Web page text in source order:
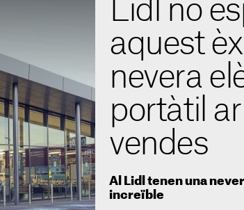
Lidl no
aquest
nevera
portàtil
vendes
Al Lidl tenen una
increïble